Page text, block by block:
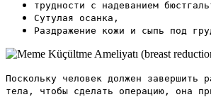
трудности с надеванием
Сутулая осанка,
Раздражение кожи и сыпь под
Поскольку человек должен завершить
тела, чтобы сделать операцию, она